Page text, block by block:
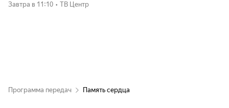
Завтра в 11:10 • ТВ Центр
Программа передач Память сердца